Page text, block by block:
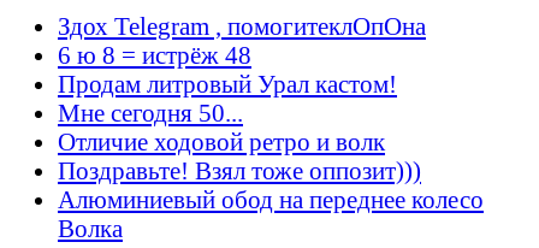
Здох Telegram , помогитеклОпОна
6 ю 8 = истрёж 48
Продам литровый Урал кастом!
Мне сегодня 50...
Отличие ходовой ретро и волк
Поздравьте! Взял тоже оппозит)))
Алюминиевый обод на переднее колесо
Волка